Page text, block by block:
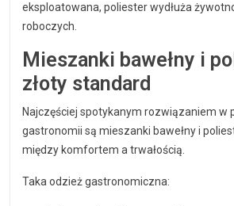
eksploatowana, poliester wydłuża
roboczych.
Mieszanki bawełny i
złoty standard
Najczęściej spotykanym rozwiązaniem w
gastronomii są mieszanki bawełny i
między komfortem a trwałością.
Taka odzież gastronomiczna: